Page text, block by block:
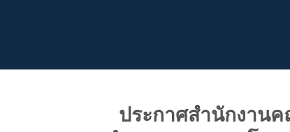
เนื้อหา
ประกาศสำนักงานค